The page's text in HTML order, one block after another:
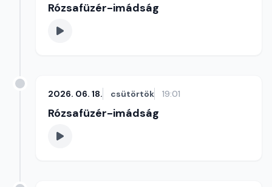
Rózsafüzér-imádság
2026. 06. 18. csütörtök 19:01
Rózsafüzér-imádság